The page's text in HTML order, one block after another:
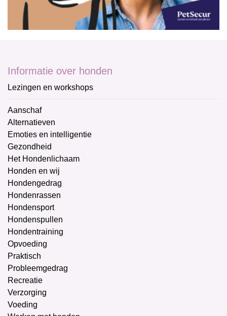
Informatie over honden
Lezingen en workshops
Aanschaf
Alternatieven
Emoties en intelligentie
Gezondheid
Het Hondenlichaam
Honden en wij
Hondengedrag
Hondenrassen
Hondensport
Hondenspullen
Hondentraining
Opvoeding
Praktisch
Probleemgedrag
Recreatie
Verzorging
Voeding